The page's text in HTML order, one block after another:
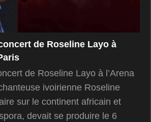
de Roseline Layo à
de Roseline Layo à l’Arena
ivoirienne Roseline
sur le continent africain et
devait se produire le 6